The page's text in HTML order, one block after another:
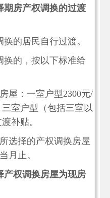
期房产权调换的过渡
换的居民自行过渡。
换的，按以下标准给
屋：一室户型2300元/
室户型（包括三室以
补贴。
选择的产权调换房屋
月止。
产权调换房屋为现房